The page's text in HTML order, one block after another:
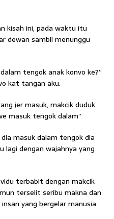
kisah ini, pada waktu itu
dewan sambil menunggu
tengok anak konvo ke?”
kat tangan aku.
jer masuk, makcik duduk
masuk tengok dalam”
masuk dalam tengok dia
lagi dengan wajahnya yang
terbabit dengan makcik
terselit seribu makna dan
yang bergelar manusia.